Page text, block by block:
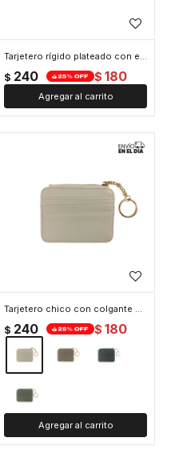
Tarjetero rígido plateado con elástico
$ 240 $ 180
Tarjetero chico con colgante de llavero - Blanco
$ 240 $ 180